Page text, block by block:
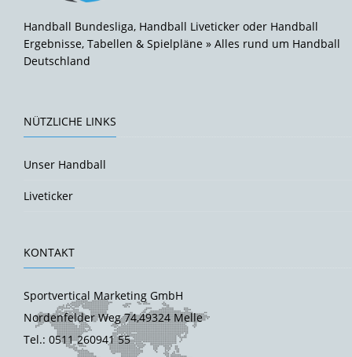
Handball Bundesliga, Handball Liveticker oder Handball
Ergebnisse, Tabellen & Spielpläne » Alles rund um Handball
Deutschland
NÜTZLICHE LINKS
Unser Handball
Liveticker
KONTAKT
Sportvertical Marketing GmbH
Nordenfelder Weg 74,49324 Melle
Tel.: 0511 260941 55